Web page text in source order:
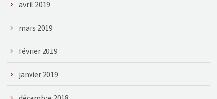
avril 2019
mars 2019
février 2019
janvier 2019